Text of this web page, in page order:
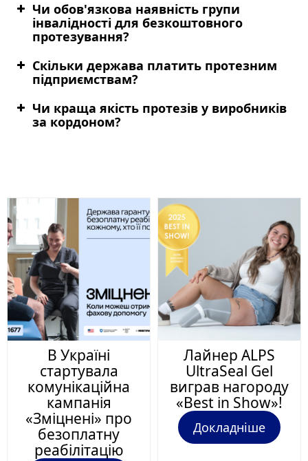
Чи обов'язкова наявність групи
інвалідності для безкоштовного
протезування?
Скільки держава платить протезним
підприємствам?
Чи краща якість протезів у виробників
за кордоном?
В Україні
стартувала
комунікаційна
кампанія
«Зміцнені» про
безоплатну
реабілітацію
Лайнер ALPS
UltraSeal Gel
виграв нагороду
«Best in Show»!
Докладніше